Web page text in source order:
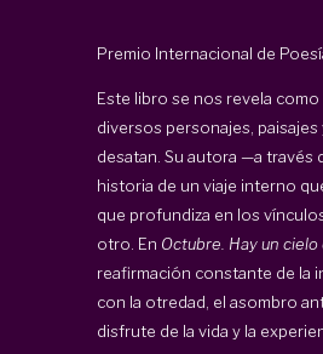
Premio Internacional de
Este libro se nos revela
diversos personajes,
desatan. Su autora —a través
historia de un viaje interno
que profundiza en los
otro. En Octubre. Hay un cielo
reafirmación constante de la
con la otredad, el asombro
disfrute de la vida y la